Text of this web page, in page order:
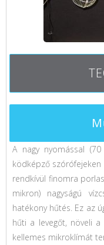
A nagy nyomással
ködképző szórófejeken
rendkívül finomra
mikron) nagyságú
hatékony hűtés. Ez az
hűti a levegőt, növeli
kellemes mikroklímát